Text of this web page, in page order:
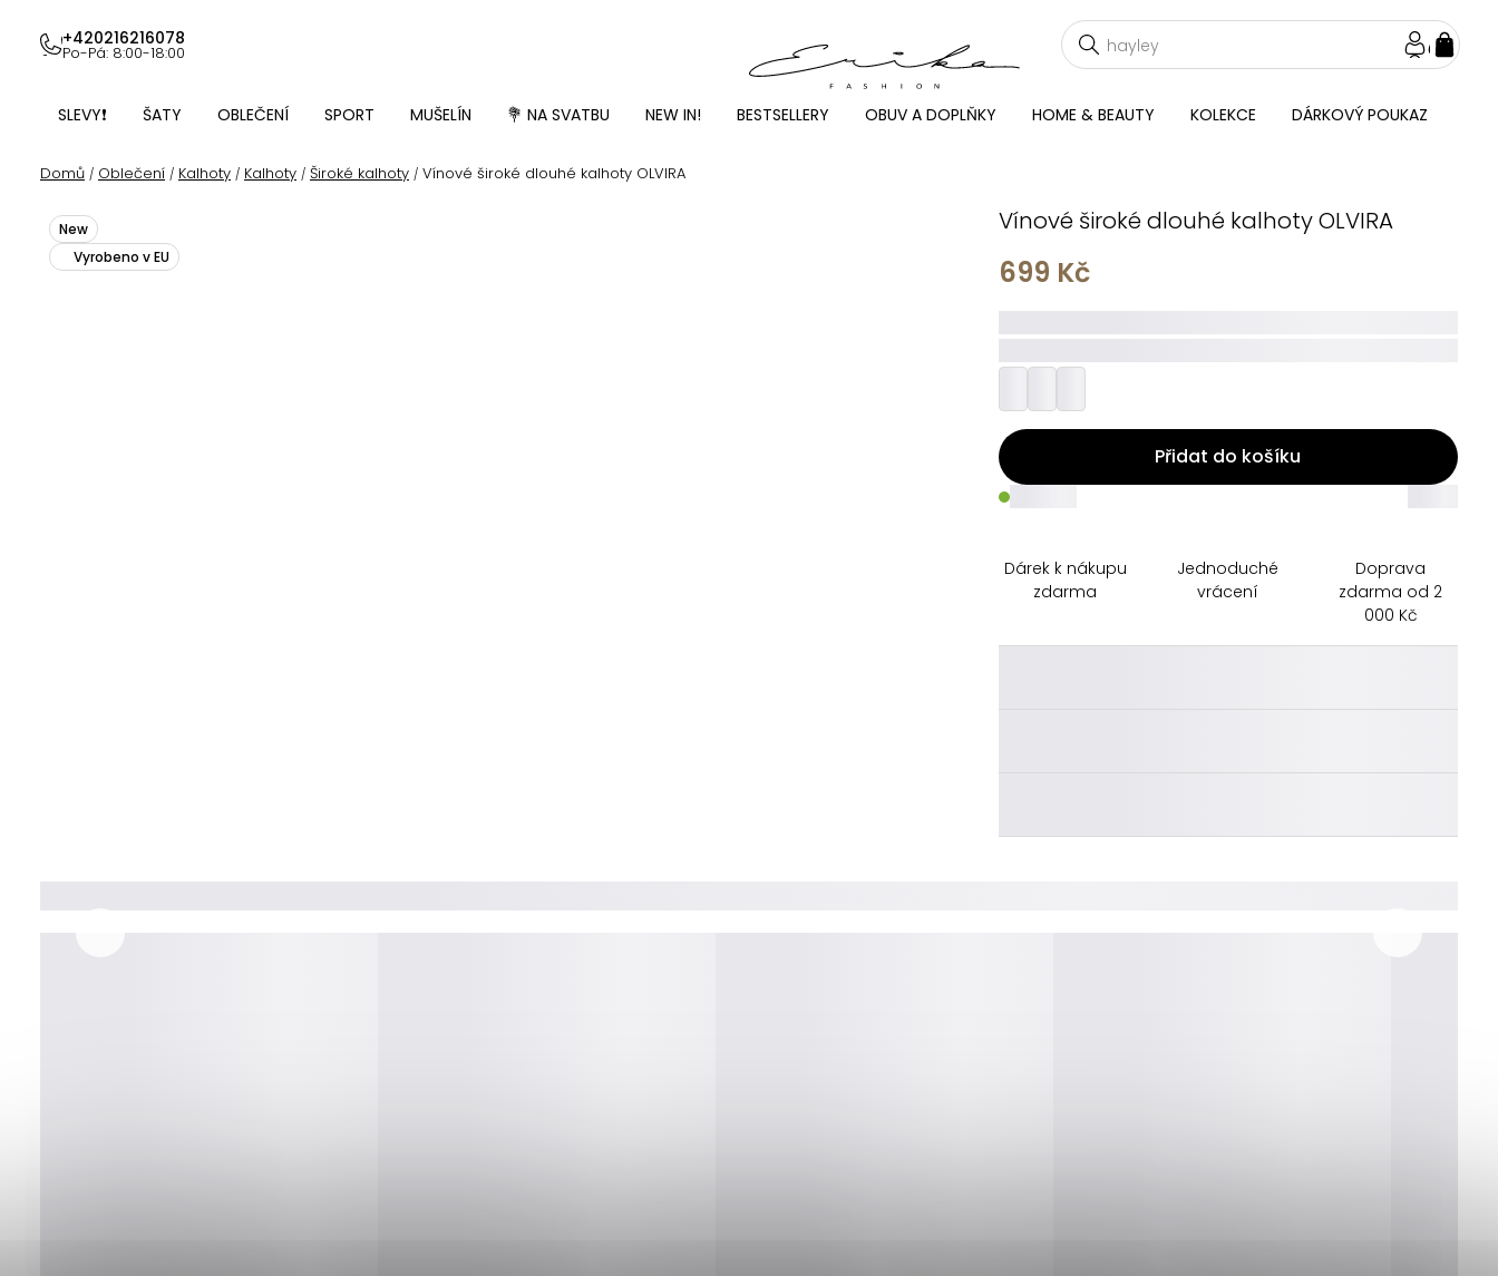
obsah
+420216216078
Po-Pá: 8:00-18:00
SLEVY❗ ŠATY OBLEČENÍ SPORT MUŠELÍN 💐 NA SVATBU NEW IN! BESTSELLERY OBUV A DOPLŇKY HOME & BEAUTY KOLEKCE DÁRKOVÝ POUKAZ
Domů / Oblečení / Kalhoty / Kalhoty / Široké kalhoty / Vínové široké dlouhé kalhoty OLVIRA
Vínové široké dlouhé kalhoty OLVIRA
New
Vyrobeno v EU
699 Kč
Přidat do košíku
_____
Dárek k nákupu
zdarma
Jednoduché
vrácení
Doprava
zdarma od 2
000 Kč